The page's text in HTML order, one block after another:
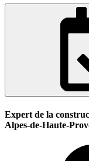
Expert de la
Alpes-de-Haute-